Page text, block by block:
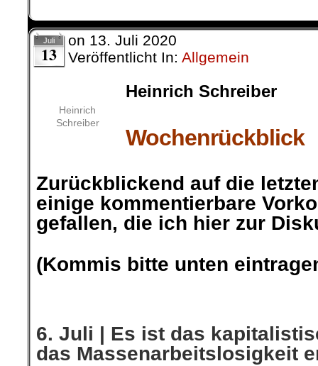
Juli
13
on 13. Juli 2020
Veröffentlicht In: Allgemein
Heinrich
Schreiber
Heinrich Schreiber
Wochenrückblick
Zurückblickend auf die
einige kommentierbare
gefallen, die ich hier zur
(Kommis bitte unten
.
6. Juli | Es ist das
das Massenarbeitslosigkeit